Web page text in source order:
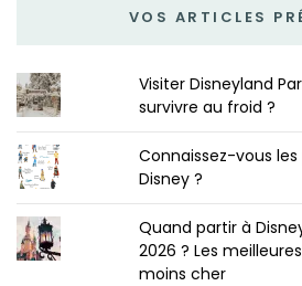
VOS ARTICLES
Visiter Disneyland
survivre au froid ?
Connaissez-vous
Disney ?
Quand partir à
2026 ? Les
moins cher